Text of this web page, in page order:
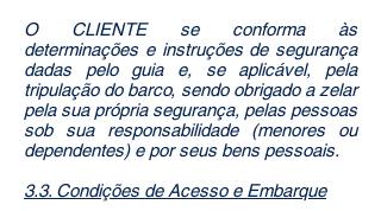
O CLIENTE se conforma às
determinações e instruções de segurança
dadas pelo guia e, se aplicável, pela
tripulação do barco, sendo obrigado a zelar
pela sua própria segurança, pelas pessoas
sob sua responsabilidade (menores ou
dependentes) e por seus bens pessoais.
3.3. Condições de Acesso e Embarque